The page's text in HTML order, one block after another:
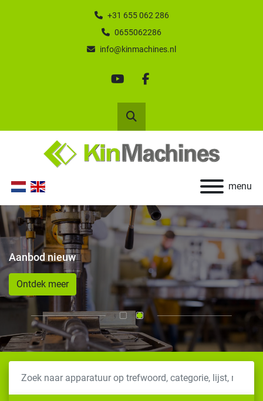
+31 655 062 286
0655062286
info@kinmachines.nl
youtubefacebook
Zoek
menu
Aanbod nieuw
Ontdek meer